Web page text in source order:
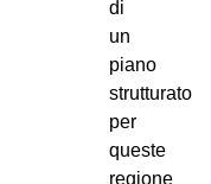
di
un
piano
strutturato
per
queste
regione